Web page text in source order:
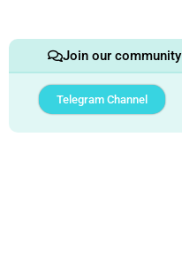
Join our community
Telegram Channel